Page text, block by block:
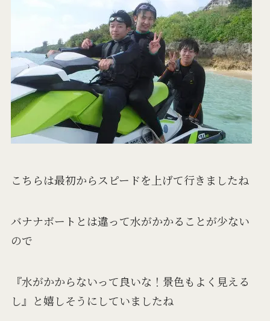
こちらは最初からスピードを上げて行きましたね
バナナボートとは違って水がかかることが少ない
ので
『水がかからないって良いな！景色もよく見える
し』と嬉しそうにしていましたね